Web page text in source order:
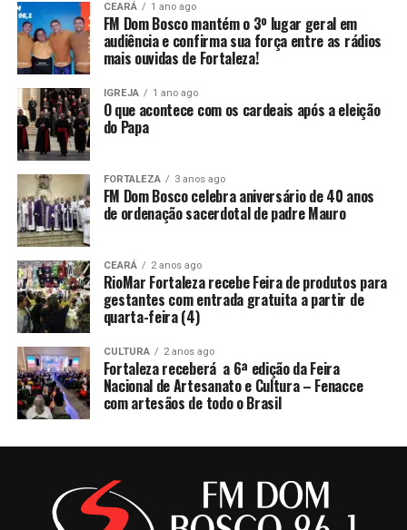
CEARÁ 1 ano ago
FM Dom Bosco mantém o 3º lugar geral em
audiência e confirma sua força entre as rádios
mais ouvidas de Fortaleza!
IGREJA 1 ano ago
O que acontece com os cardeais após a eleição
do Papa
FORTALEZA 3 anos ago
FM Dom Bosco celebra aniversário de 40 anos
de ordenação sacerdotal de padre Mauro
CEARÁ 2 anos ago
RioMar Fortaleza recebe Feira de produtos para
gestantes com entrada gratuita a partir de
quarta-feira (4)
CULTURA 2 anos ago
Fortaleza receberá a 6ª edição da Feira
Nacional de Artesanato e Cultura – Fenacce
com artesãos de todo o Brasil